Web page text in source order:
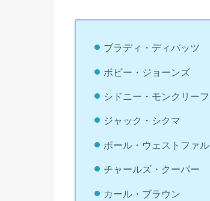
ブラディ・ディバッツ
ボビー・ジョーンズ
シドニー・モンクリーフ
ジャック・シクマ
ポール・ウェストファル
チャールズ・クーパー
カール・ブラウン